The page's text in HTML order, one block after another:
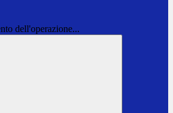
dell'operazione...